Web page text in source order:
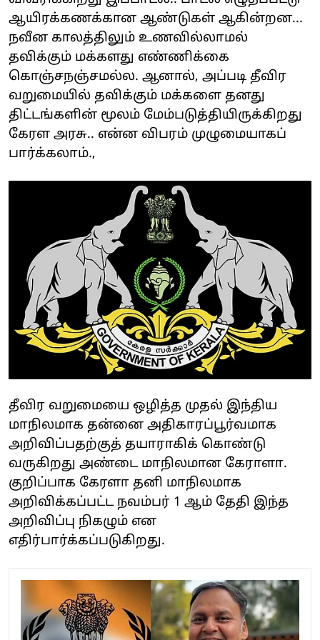
ஆயிரக்கணக்கான ஆண்டுகள் ஆகின்றன...
நவீன காலத்திலும் உணவில்லாமல்
தவிக்கும் மக்களது எண்ணிக்கை
கொஞ்சநஞ்சமல்ல. ஆனால், அப்படி தீவிர
வறுமையில் தவிக்கும் மக்களை தனது
திட்டங்களின் மூலம் மேம்படுத்தியிருக்கிறது
கேரள அரசு.. என்ன விபரம் முழுமையாகப்
பார்க்கலாம்.,
தீவிர வறுமையை ஒழித்த முதல் இந்திய
மாநிலமாக தன்னை அதிகாரப்பூர்வமாக
அறிவிப்பதற்குத் தயாராகிக் கொண்டு
வருகிறது அண்டை மாநிலமான கேராளா.
குறிப்பாக கேரளா தனி மாநிலமாக
அறிவிக்கப்பட்ட நவம்பர் 1 ஆம் தேதி இந்த
அறிவிப்பு நிகழும் என
எதிர்பார்க்கப்படுகிறது.